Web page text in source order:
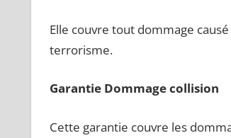
Elle couvre tout dommage
terrorisme.
Garantie Dommage collision
Cette garantie couvre les